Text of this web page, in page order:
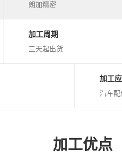
朗加精密
加工周期
三天起出货
加工
汽车
加工优点